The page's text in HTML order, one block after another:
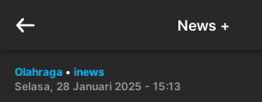
News +
Olahraga • inews
Selasa, 28 Januari 2025 - 15:13